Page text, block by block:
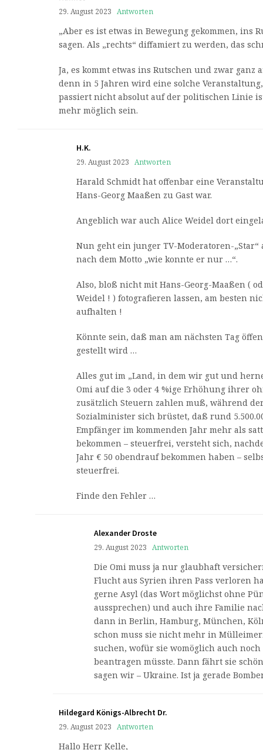
29. August 2023 Antworten
„Aber es ist etwas in Bewegung gekommen, ins
sagen. Als „rechts“ diffamiert zu werden, das
Ja, es kommt etwas ins Rutschen und zwar ganz
denn in 5 Jahren wird eine solche
passiert nicht absolut auf der politischen Linie
mehr möglich sein.
H.K.
29. August 2023 Antworten
Harald Schmidt hat offenbar eine
Hans-Georg Maaßen zu Gast war.
Angeblich war auch Alice Weidel dort
Nun geht ein junger TV-Moderatoren-„Star“
nach dem Motto „wie konnte er nur …“.
Also, bloß nicht mit Hans-Georg-Maaßen (
Weidel ! ) fotografieren lassen, am besten
aufhalten !
Könnte sein, daß man am nächsten Tag
gestellt wird …
Alles gut im „Land, in dem wir gut und
Omi auf die 3 oder 4 %ige Erhöhung ihrer
zusätzlich Steuern zahlen muß, während
Sozialminister sich brüstet, daß rund
Empfänger im kommenden Jahr mehr als
bekommen – steuerfrei, versteht sich,
Jahr € 50 obendrauf bekommen haben –
steuerfrei.
Finde den Fehler …
Alexander Droste
29. August 2023 Antworten
Die Omi muss ja nur glaubhaft
Flucht aus Syrien ihren Pass verloren
gerne Asyl (das Wort möglichst ohne
aussprechen) und auch ihre Familie
dann in Berlin, Hamburg, München,
schon muss sie nicht mehr in
suchen, wofür sie womöglich auch
beantragen müsste. Dann fährt sie
sagen wir – Ukraine. Ist ja gerade
Hildegard Königs-Albrecht Dr.
29. August 2023 Antworten
Hallo Herr Kelle,